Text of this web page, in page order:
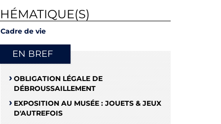
Cadre de vie
EN BREF
OBLIGATION LÉGALE DE
DÉBROUSSAILLEMENT
EXPOSITION AU MUSÉE : JOUETS & JEUX
D'AUTREFOIS